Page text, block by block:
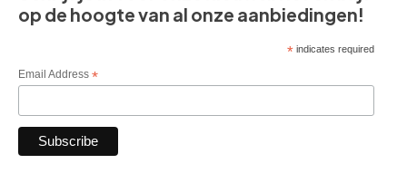
op de hoogte van al onze aanbiedingen!
*indicates required
Email Address *